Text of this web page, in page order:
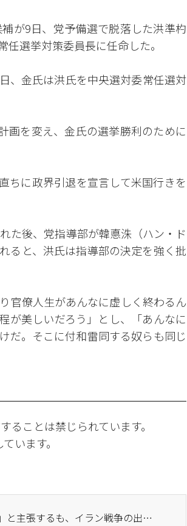
が9日、党予備選で脱落した洪準杓
任選挙対策委員長に任命した。
、金氏は洪氏を中央選対委常任選対
画を変え、金氏の選挙勝利のために
ちに政界引退を宣言して米国行きを
た後、党指導部が韓悳洙（ハン・ド
ると、洪氏は指導部の決定を強く批
官僚人生があんなに虚しく終わるん
が美しいだろう」とし、「あんなに
だ。そこに付和雷同する奴らも同じ
ことは禁じられています。
います。
· トランプ大統領は「戦争はすぐに終わる」と主張するも、イラン戦争の出口は見えず